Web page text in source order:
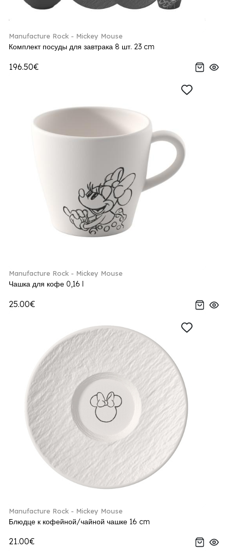
Manufacture Rock - Mickey Mouse
Комплект посуды для завтрака 8 шт. 23 cm
196.50€
Manufacture Rock - Mickey Mouse
Чашка для кофе 0,16 l
25.00€
Manufacture Rock - Mickey Mouse
Блюдце к кофейной/чайной чашке 16 cm
21.00€